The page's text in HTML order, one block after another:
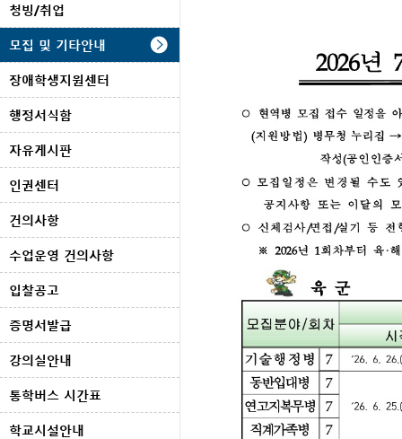
청빙/취업
모집 및 기타안내
장애학생지원센터
행정서식함
자유게시판
인권센터
건의사항
수업운영 건의사항
입찰공고
증명서발급
강의실안내
통학버스 시간표
학교시설안내